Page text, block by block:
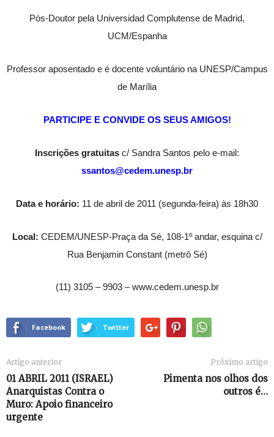
Pós-Doutor pela Universidad Complutense de Madrid,
UCM/Espanha
Professor aposentado e é docente voluntário na UNESP/Campus
de Marília
PARTICIPE E CONVIDE OS SEUS AMIGOS!
Inscrições gratuitas c/ Sandra Santos pelo e-mail:
ssantos@cedem.unesp.br
Data e horário: 11 de abril de 2011 (segunda-feira) às 18h30
Local: CEDEM/UNESP-Praça da Sé, 108-1º andar, esquina c/
Rua Benjamin Constant (metrô Sé)
(11) 3105 – 9903 – www.cedem.unesp.br
Facebook Twitter
Artigo anterior
01 ABRIL 2011 (ISRAEL)
Anarquistas Contra o
Muro: Apoio financeiro
urgente
Próximo artigo
Pimenta nos olhos dos
outros é…